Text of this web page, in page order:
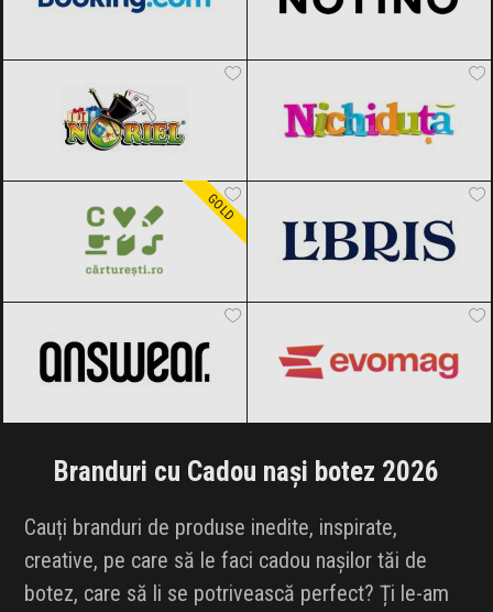
GOLD
Branduri cu Cadou nași botez 2026
Cauți branduri de produse inedite, inspirate,
creative, pe care să le faci cadou nașilor tăi de
botez, care să li se potrivească perfect? Ți le-am